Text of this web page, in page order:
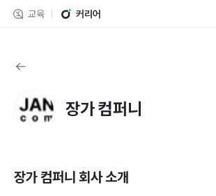
교육 커리어
장가 컴퍼니
장가 컴퍼니 회사 소개